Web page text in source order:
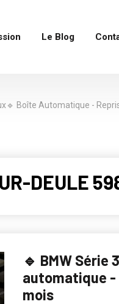
Le Blog
Boîte Automatique -
DEULE
🔹 BMW Série
automatique -
mois